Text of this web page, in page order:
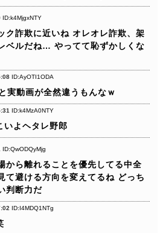
ID:k4MjgxNTY
ク詐欺に近いね オレオレ詐欺、架
ベルだね… やってて恥ずかしくな
ID:AyOTI1ODA
実動画が全然違うもんなｗ
ID:k4MzA0NTY
いよヘタレ野郎
ID:QwODQyMjg
から離れることを優先してる中全
て避ける方向を変えてるね どっち
判断力だ
ID:I4MDQ1NTg